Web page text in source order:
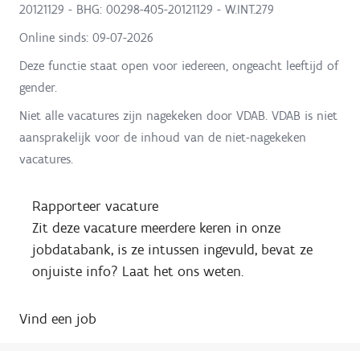
20121129 - BHG: 00298-405-20121129 - W.INT.279
Online sinds: 09-07-2026
Deze functie staat open voor iedereen, ongeacht leeftijd of
gender.
Niet alle vacatures zijn nagekeken door VDAB. VDAB is niet
aansprakelijk voor de inhoud van de niet-nagekeken
vacatures.
Rapporteer vacature
Zit deze vacature meerdere keren in onze
jobdatabank, is ze intussen ingevuld, bevat ze
onjuiste info? Laat het ons weten.
Vind een job